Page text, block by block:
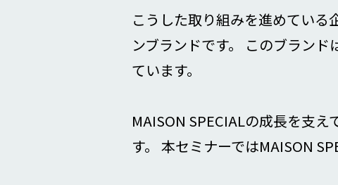
こうした取り組みを進めている
ンブランドです。 このブラン
ています。
MAISON SPECIALの成長を支
す。 本セミナーではMAISON